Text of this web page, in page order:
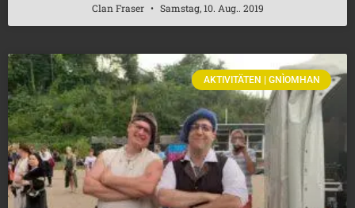
Clan Fraser Samstag, 10. Aug.. 2019
AKTIVITÄTEN | GNÌOMHAN